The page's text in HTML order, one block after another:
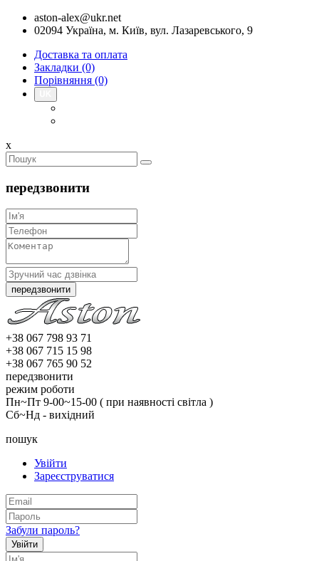
aston-alex@ukr.net
02094 Україна, м. Київ, вул. Лазаревського, 9
Доставка та оплата
Закладки (0)
Порівняння (0)
x
передзвонити
+38 067 798 93 71
+38 067 715 15 98
+38 067 765 90 52
передзвонити
режим роботи
Пн~Пт 9-00~15-00 ( при наявності світла )
Сб~Нд - вихідний
пошук
Увійти
Зареєструватися
Забули пароль?
Увійти